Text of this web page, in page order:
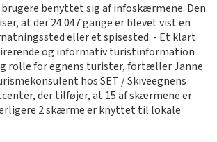
brugere benyttet sig af infoskærmene. Den
at der 24.047 gange er blevet vist en
eller et spisested. - Et klart
og informativ turistinformation
rolle for egnens turister, fortæller Janne
hos SET / Skiveegnens
der tilføjer, at 15 af skærmene er
2 skærme er knyttet til lokale